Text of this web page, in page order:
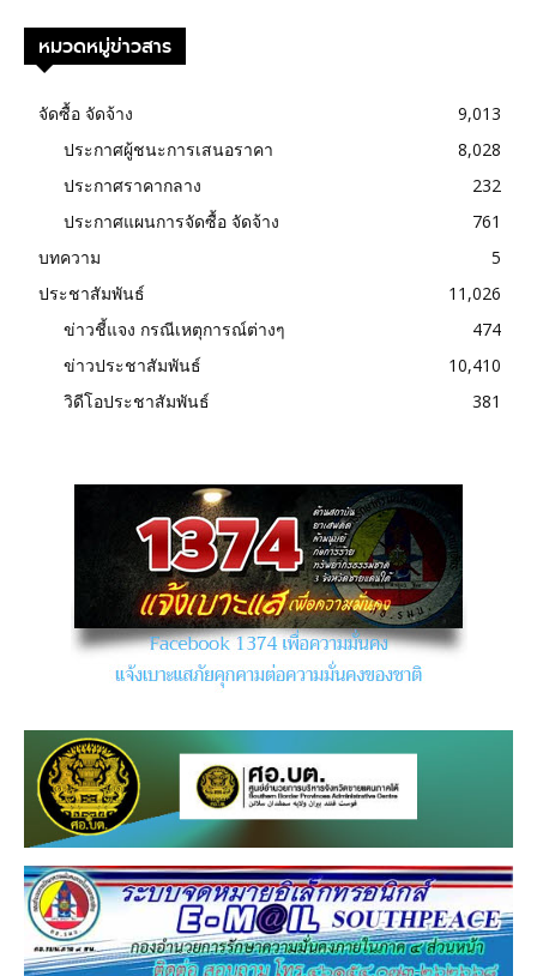
หมวดหมู่ข่าวสาร
จัดซื้อ จัดจ้าง
9,013
ประกาศผู้ชนะการเสนอราคา
8,028
ประกาศราคากลาง
232
ประกาศแผนการจัดซื้อ จัดจ้าง
761
บทความ
5
ประชาสัมพันธ์
11,026
ข่าวชี้แจง กรณีเหตุการณ์ต่างๆ
474
ข่าวประชาสัมพันธ์
10,410
วิดีโอประชาสัมพันธ์
381